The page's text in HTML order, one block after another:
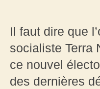
Il faut dire que
socialiste Terra
ce nouvel
des dernières